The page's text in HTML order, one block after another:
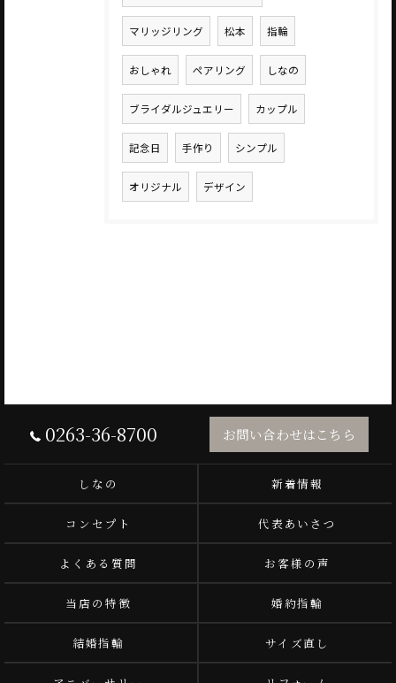
マリッジリング 松本 指輪
おしゃれ ペアリング しなの
ブライダルジュエリー カップル
記念日 手作り シンプル
オリジナル デザイン
0263-36-8700 お問い合わせはこちら
しなの 新着情報
コンセプト 代表あいさつ
よくある質問 お客様の声
当店の特徴 婚約指輪
結婚指輪 サイズ直し